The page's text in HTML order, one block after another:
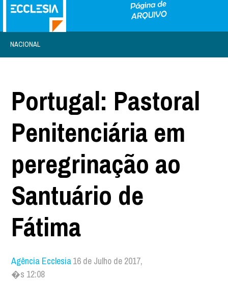
NACIONAL
Portugal: Pastoral
Penitenciária em
peregrinação ao
Santuário de
Fátima
Agência Ecclesia16 de Julho de 2017,
�s 12:08